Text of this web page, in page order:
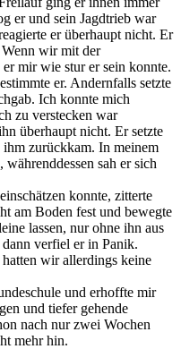
er und sein Jagdtrieb war
er überhaupt nicht. Er
wir mit der
mir wie stur er sein konnte.
er. Andernfalls setzte
Ich konnte mich
zu verstecken war
überhaupt nicht. Er setzte
zurückkam. In meinem
sah er sich
konnte, zitterte
am Boden fest und bewegte
lassen, nur ohne ihn aus
verfiel er in Panik.
wir allerdings keine
und erhoffte mir
und tiefer gehende
nach nur zwei Wochen
mehr hin.